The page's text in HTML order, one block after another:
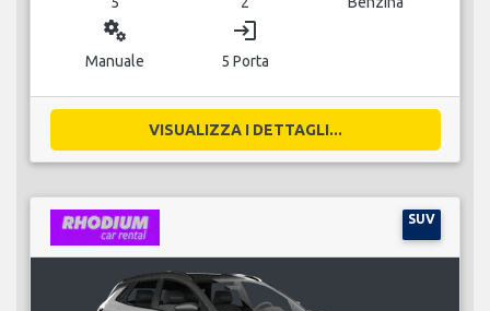
miscellaneous_services
Manuale
login
5 Porta
VISUALIZZA I DETTAGLI...
SUV